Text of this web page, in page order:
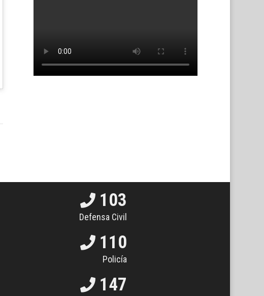
103
Defensa Civil
110
Policía
147